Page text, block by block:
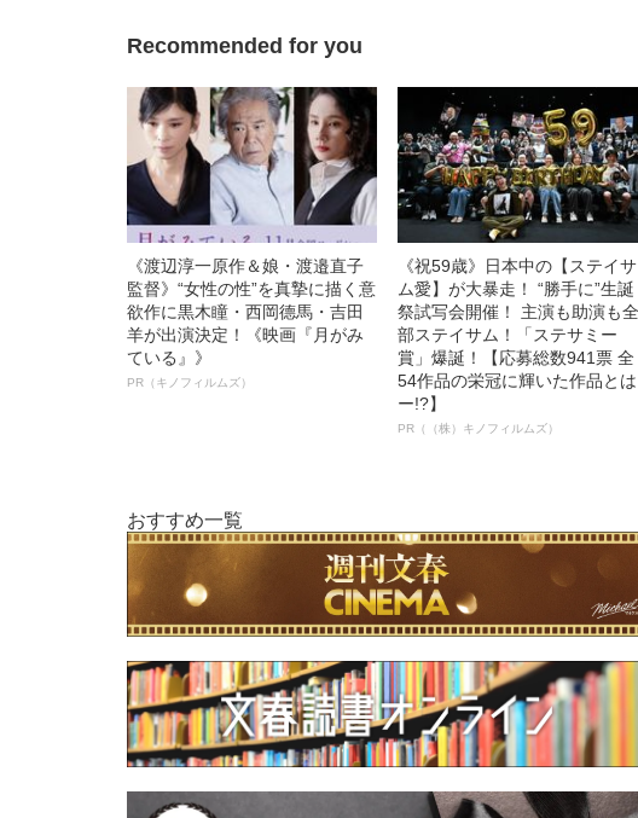
Recommended for you
《渡辺淳一原作＆娘・渡邉直子
監督》“女性の性”を真摯に描く意
欲作に黒木瞳・西岡德馬・吉田
羊が出演決定！《映画『月がみ
ている』》
PR（キノフィルムズ）
《祝59歳》日本中の【ステイサ
ム愛】が大暴走！ “勝手に”生誕
祭試写会開催！ 主演も助演も全
部ステイサム！「ステサミー
賞」爆誕！【応募総数941票 全
54作品の栄冠に輝いた作品とは
ー!?】
PR（（株）キノフィルムズ）
おすすめ一覧